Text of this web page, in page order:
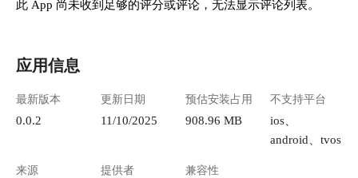
此 App 尚未收到足够的评分或评论，无法显示评论列表。
应用信息
最新版本
0.0.2
更新日期
11/10/2025
预估安装占用
908.96 MB
不支持平台
ios、
android、tvos
来源 提供者 兼容性